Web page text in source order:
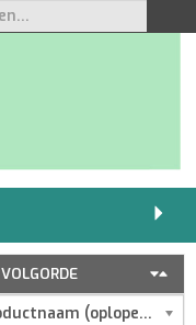
VOLGORDE
Productnaam (oplopend)